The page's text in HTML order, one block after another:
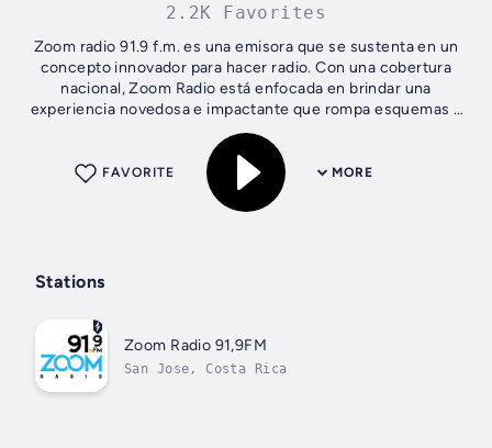
2.2K Favorites
Zoom radio 91.9 f.m. es una emisora que se sustenta en un
concepto innovador para hacer radio. Con una cobertura
nacional, Zoom Radio está enfocada en brindar una
experiencia novedosa e impactante que rompa esquemas y
genere interés con su...
MORE
FAVORITE
Stations
Zoom Radio 91,9FM
San Jose, Costa Rica